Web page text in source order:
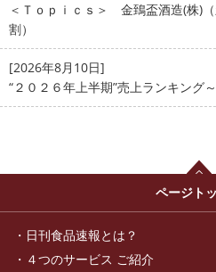
＜Ｔｏｐｉｃｓ＞ 金鵄盃酒造(株)
割）
[2026年8月10日]
“２０２６年上半期”売上ランキング
ページト
日刊食品速報とは？
４つのサービス ご紹介